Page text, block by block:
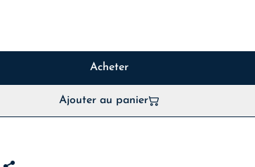
Acheter
Ajouter au panier